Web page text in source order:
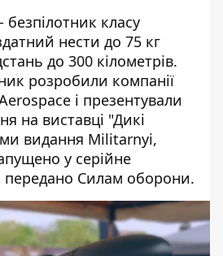
класу
нести до 75 кг
до 300 кілометрів.
розробили компанії
і презентували
на виставці "Дикі
видання Militarnyi,
у серійне
передано Силам оборони.